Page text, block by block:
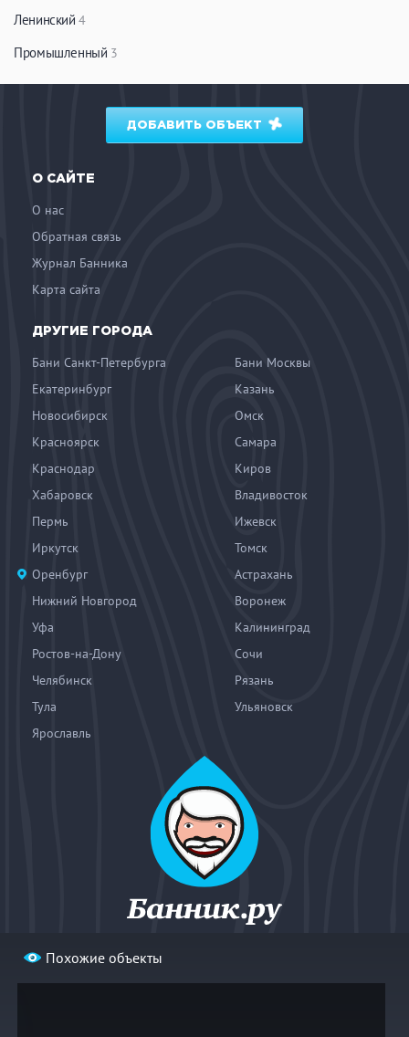
Похожие объекты
Ленинский4
Промышленный 3
ДОБАВИТЬ ОБЪЕКТ
О САЙТЕ
О нас
Обратная связь
Журнал Банника
Карта сайта
ДРУГИЕ ГОРОДА
Бани Санкт-Петербурга
Бани Москвы
Екатеринбург
Казань
Новосибирск
Омск
Красноярск
Самара
Краснодар
Киров
Хабаровск
Владивосток
Пермь
Ижевск
Иркутск
Томск
Оренбург
Астрахань
Нижний Новгород
Воронеж
Уфа
Калининград
Ростов-на-Дону
Сочи
Челябинск
Рязань
Тула
Ульяновск
Ярославль